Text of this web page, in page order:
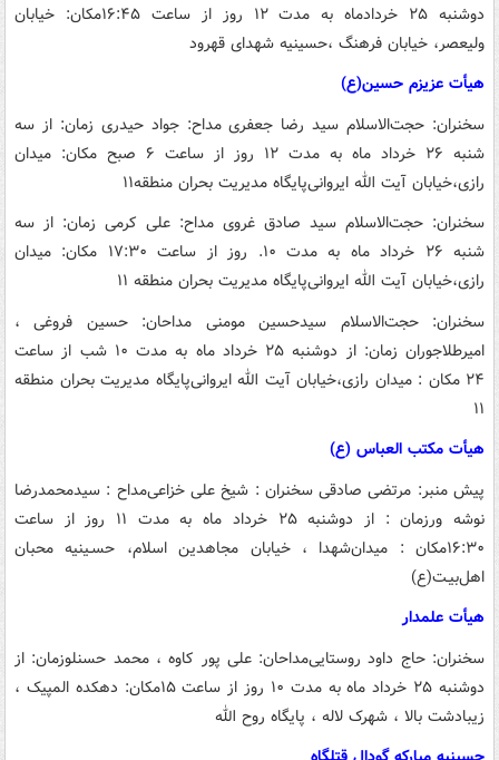
دوشنبه ۲۵ خردادماه به مدت ۱۲ روز از ساعت ۱۶:۴۵
مکان: خیابان
ولیعصر، خیابان فرهنگ ،حسینیه شهدای قهرود
هیأت عزیزم حسین(ع)
سخنران: حجت‌الاسلام سید رضا جعفریمداح: جواد حیدری زمان: از سه
شنبه ۲۶ خرداد ماه به مدت ۱۲ روز از ساعت ۶ صبح
مکان: میدان
رازی،خیابان آیت الله ایروانیپایگاه مدیریت بحران منطقه١١
سخنران: حجت‌الاسلام سید صادق غروی مداح: علی کرمی زمان: از سه
شنبه ۲۶ خرداد ماه به مدت ۱۰. روز از ساعت ۱۷:۳۰
مکان: میدان
رازی،خیابان آیت الله ایروانیپایگاه مدیریت بحران منطقه ۱۱
سخنران: حجت‌الاسلام سیدحسین مومنی مداحان: حسین فروغی ،
امیرطلاجوران
زمان: از دوشنبه ۲۵ خرداد ماه به مدت ۱۰ شب از ساعت
۲۴ مکان : میدان رازی،خیابان آیت الله ایروانیپایگاه مدیریت بحران منطقه
۱۱
هیأت مکتب العباس (ع)
پیش منبر: مرتضی صادقیسخنران : شیخ علی خزاعیمداح : سیدمحمدرضا
نوشه ور
زمان : از دوشنبه ۲۵ خرداد ماه به مدت ۱۱ روز از ساعت
۱۶:۳۰مکان : میدان‌شهدا ، خیابان مجاهدین‌ اسلام، حسـینیه‌ محبان‌
اهل‌بیـت(ع)
هیأت علمدار
سخنران: حاج داود روستاییمداحان: علی پور کاوه ، محمد حسنلوزمان: از
دوشنبه ۲۵ خرداد ماه به مدت ۱۰ روز از ساعت ۱۵
مکان: دهکده المپیک ،
زیبادشت بالا ، شهرک لاله ، پایگاه روح الله